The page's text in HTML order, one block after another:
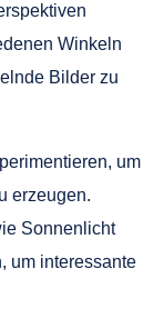
Winkeln
Bilder zu
um
erzeugen.
Sonnenlicht
um interessante